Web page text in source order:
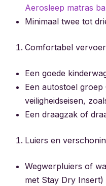
Aerosleep matras
Minimaal twee tot
Comfortabel
Een goede
Een autostoel
veiligheidseisen,
Een draagzak of
Luiers en
Wegwerpluiers of
met Stay Dry Insert)